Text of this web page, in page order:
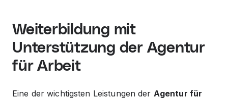
Weiterbildung mit
Unterstützung der Agentur
für Arbeit
Eine der wichtigsten Leistungen der Agentur für